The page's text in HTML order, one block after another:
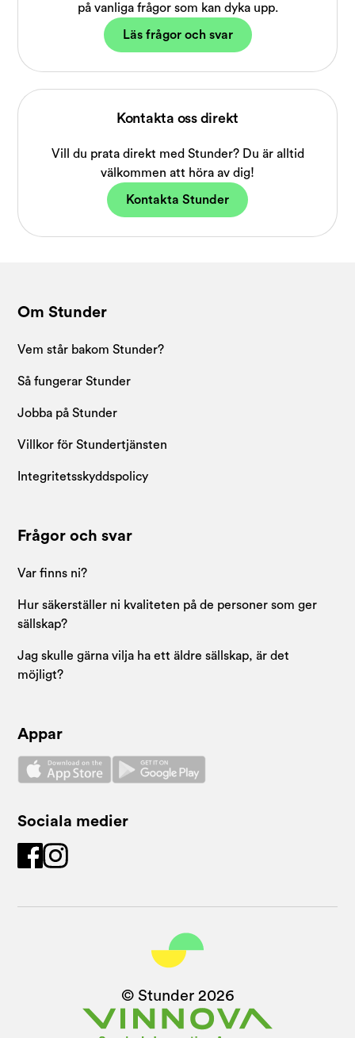
på vanliga frågor som kan dyka upp.
Läs frågor och svar
Kontakta oss direkt
Vill du prata direkt med Stunder? Du är alltid
välkommen att höra av dig!
Kontakta Stunder
Om Stunder
Vem står bakom Stunder?
Så fungerar Stunder
Jobba på Stunder
Villkor för Stundertjänsten
Integritetsskyddspolicy
Frågor och svar
Var finns ni?
Hur säkerställer ni kvaliteten på de personer som ger
sällskap?
Jag skulle gärna vilja ha ett äldre sällskap, är det
möjligt?
Appar
Sociala medier
© Stunder 2026